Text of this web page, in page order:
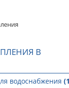
В
водоснабжения